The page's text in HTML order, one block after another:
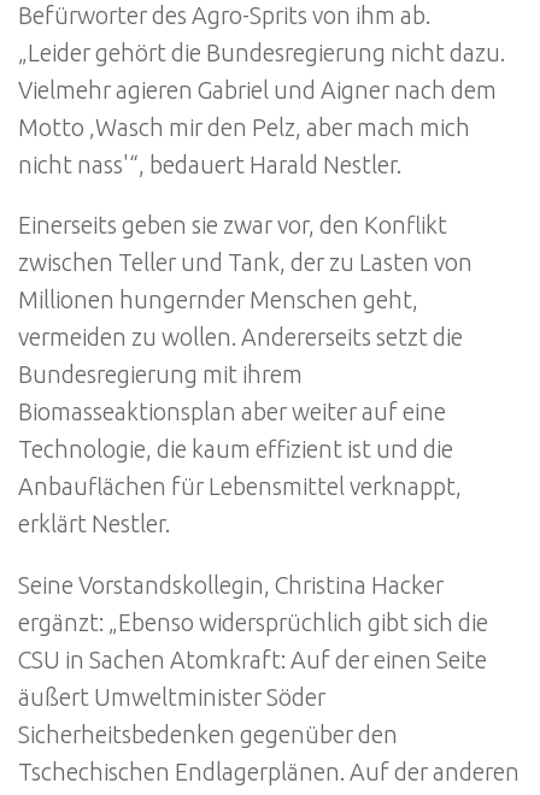
Befürworter des Agro-Sprits von ihm ab.
„Leider gehört die Bundesregierung nicht dazu.
Vielmehr agieren Gabriel und Aigner nach dem
Motto ‚Wasch mir den Pelz, aber mach mich
nicht nass'“, bedauert Harald Nestler.
Einerseits geben sie zwar vor, den Konflikt
zwischen Teller und Tank, der zu Lasten von
Millionen hungernder Menschen geht,
vermeiden zu wollen. Andererseits setzt die
Bundesregierung mit ihrem
Biomasseaktionsplan aber weiter auf eine
Technologie, die kaum effizient ist und die
Anbauflächen für Lebensmittel verknappt,
erklärt Nestler.
Seine Vorstandskollegin, Christina Hacker
ergänzt: „Ebenso widersprüchlich gibt sich die
CSU in Sachen Atomkraft: Auf der einen Seite
äußert Umweltminister Söder
Sicherheitsbedenken gegenüber den
Tschechischen Endlagerplänen. Auf der anderen